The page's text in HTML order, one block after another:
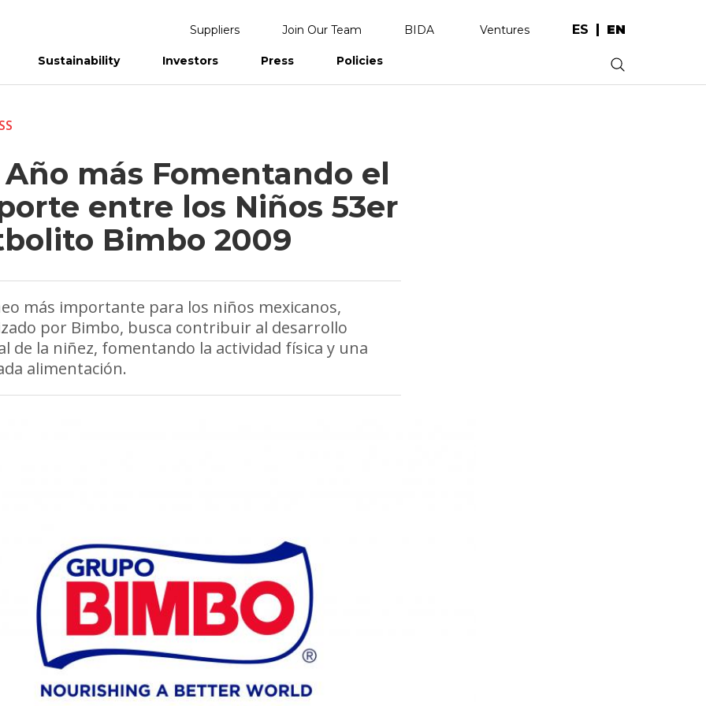
Suppliers Join Our Team BIDA Ventures ES EN
Sustainability Investors Press Policies .
Año más Fomentando el
entre los Niños 53er
Bimbo 2009
más importante para los niños mexicanos,
por Bimbo, busca contribuir al desarrollo
de la niñez, fomentando la actividad física y una
alimentación.